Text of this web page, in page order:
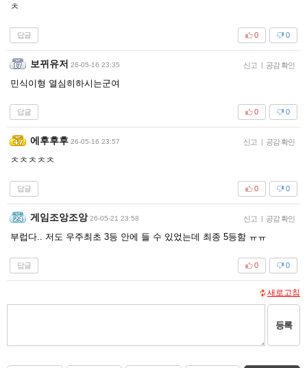
ㅊ
답글 0
0
보뀌유저 26-05-16 23:35 신고 | 공감 확인
민식이형 열심히하시는군여
답글 0
0
에후후후 26-05-16 23:57 신고 | 공감 확인
ㅊㅊㅊㅊㅊ
답글 0
0
게임조앙조앙 26-05-21 23:58 신고 | 공감 확인
부럽다.. 저도 우주최초 3등 안에 들 수 있었는데 최종 5등함 ㅠㅠ
답글 0
0
새로고침
등록